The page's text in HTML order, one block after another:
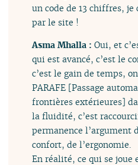
un code de 13 chiffres, je
par le site !
Asma Mhalla :Oui, et
qui est avancé, c’est le
c’est le gain de temps,
PARAFE [Passage
frontières extérieures]
la fluidité, c’est
permanence l’argument
confort, de l’ergonomie.
En réalité, ce qui se joue